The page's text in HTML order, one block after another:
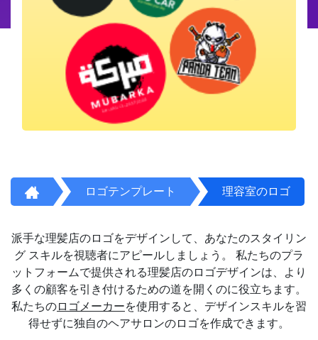
ロゴテンプレート 理容室のロゴ
派手な理髪店のロゴをデザインして、あなたのスタイリン
グ スキルを視聴者にアピールしましょう。 私たちのプラ
ットフォームで提供される理髪店のロゴデザインは、より
多くの顧客を引き付けるための道を開くのに役立ちます。
私たちのロゴメーカーを使用すると、デザインスキルを習
得せずに独自のヘアサロンのロゴを作成できます。